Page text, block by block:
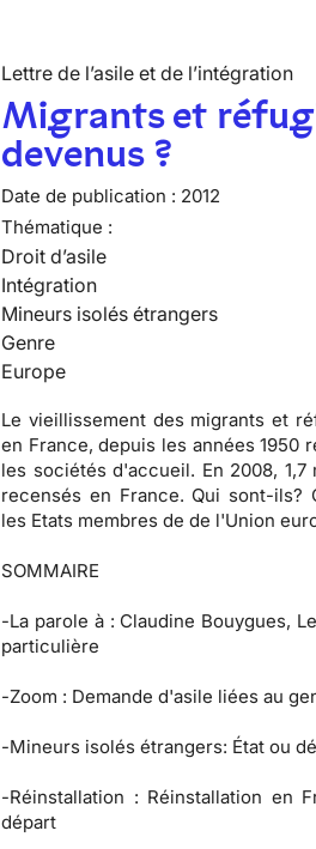
Lettre de l’asile et de l’intégration
Migrants et
devenus ?
Date de publication : 2012
Thématique :
Droit d’asile
Intégration
Mineurs isolés étrangers
Genre
Europe
Le vieillissement des migrants et
en France, depuis les années 1950
les sociétés d'accueil. En 2008,
recensés en France. Qui sont-ils?
les Etats membres de de l'Union
SOMMAIRE
-La parole à: Claudine Bouygues,
particulière
-Zoom : Demande d'asile liées au
-Mineurs isolés étrangers: État ou
-Réinstallation : Réinstallation en
départ